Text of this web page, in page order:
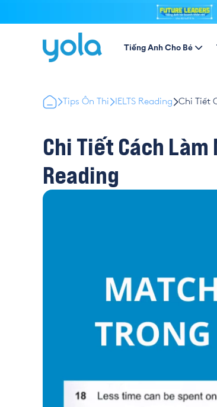
Tiếng Anh Cho Bé
Tips Ôn Thi IELTS Reading Chi Tiết
Chi Tiết Cách
Reading